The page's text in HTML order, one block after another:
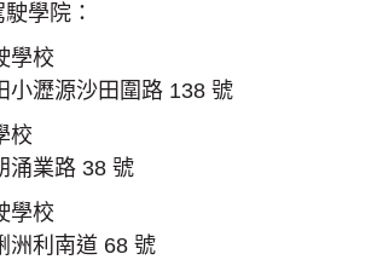
學院：
學校
小瀝源沙田圍路 138 號
校
涌業路 38 號
學校
洲利南道 68 號